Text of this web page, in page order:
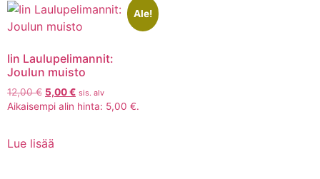
Ale!
Iin Laulupelimannit:
Joulun muisto
12,00€ 5,00€ sis. alv
Aikaisempi alin hinta: 5,00 €.
Lue lisää